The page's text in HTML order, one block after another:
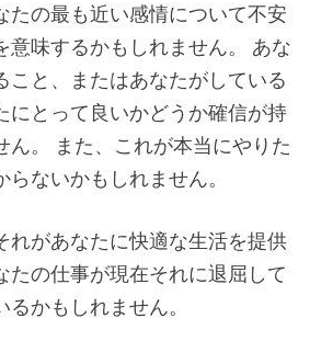
たの最も近い感情について不安
意味するかもしれません。 あな
こと、またはあなたがしている
にとって良いかどうか確信が持
ん。 また、これが本当にやりた
ないかもしれません。
れがあなたに快適な生活を提供
たの仕事が現在それに退屈して
かもしれません。